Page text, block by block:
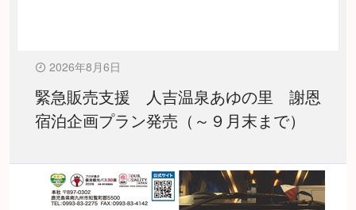
2026年8月6日
緊急販売支援 人吉温泉あゆの里 謝恩
宿泊企画プラン発売（～９月末まで）